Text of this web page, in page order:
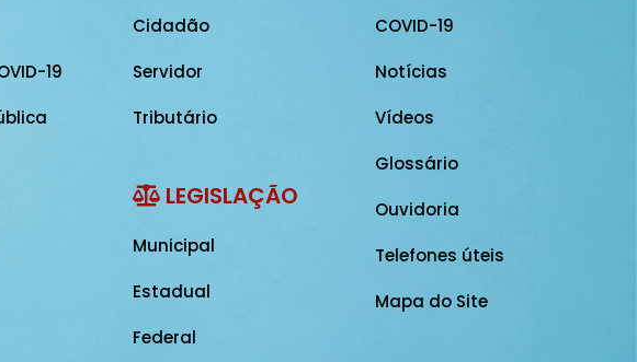
19
Cidadão
Servidor
Tributário
LEGISLAÇÃO
Municipal
Estadual
Federal
COVID-19
Notícias
Vídeos
Glossário
Ouvidoria
Telefones úteis
Mapa do Site